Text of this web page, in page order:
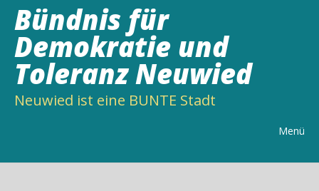
Bündnis für
Demokratie und
Toleranz Neuwied
Neuwied ist eine BUNTE Stadt
Menü